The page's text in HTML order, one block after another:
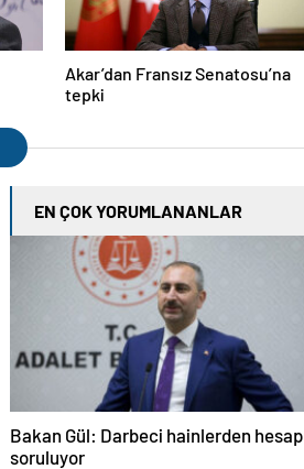
Akar’dan Fransız Senatosu’na
tepki
EN ÇOK YORUMLANANLAR
Bakan Gül: Darbeci hainlerden hesap
soruluyor